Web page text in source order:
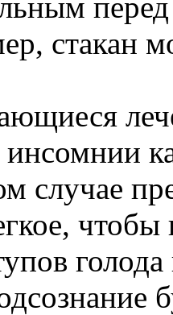
стакан
случае